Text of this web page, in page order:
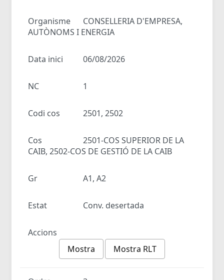
Organisme
CONSELLERIA D'EMPRESA,
AUTÒNOMS I ENERGIA
Data inici 06/08/2026
NC 1
Codi cos 2501, 2502
Cos
2501-COS SUPERIOR DE LA
CAIB, 2502-COS DE GESTIÓ DE LA CAIB
Gr A1, A2
Estat Conv. desertada
Accions
Mostra
Mostra RLT